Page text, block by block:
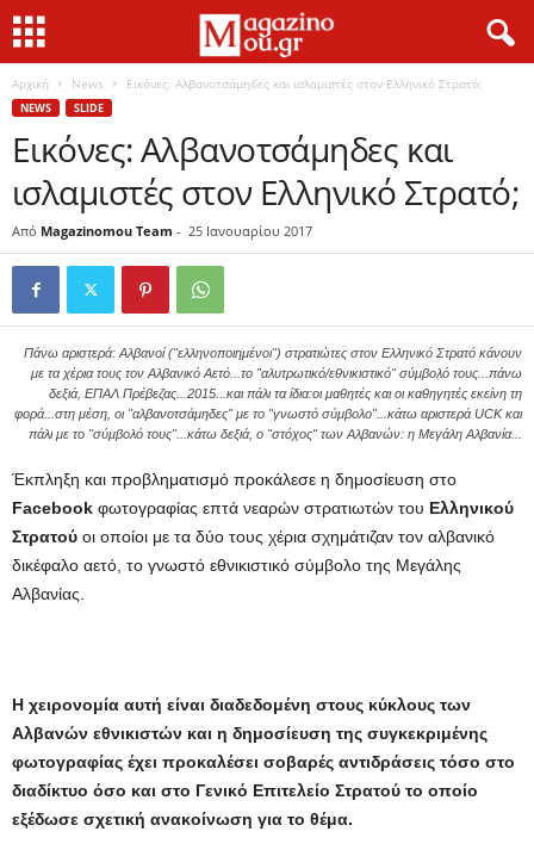
Αρχική News Εικόνες: Αλβανοτσάμηδες και ισλαμιστές στον Ελληνικό Στρατό;
NEWS SLIDE
Εικόνες: Αλβανοτσάμηδες και
ισλαμιστές στον Ελληνικό Στρατό;
Από Magazinomou Team - 25 Ιανουαρίου 2017
Πάνω αριστερά: Αλβανοί ("ελληνοποιημένοι") στρατιώτες στον Ελληνικό Στρατό κάνουν
με τα χέρια τους τον Αλβανικό Αετό...το "αλυτρωτικό/εθνικιστικό" σύμβολό τους...πάνω
δεξιά, ΕΠΑΛ Πρέβεζας...2015...και πάλι τα ίδια:οι μαθητές και οι καθηγητές εκείνη τη
φορά...στη μέση, οι "αλβανοτσάμηδες" με το "γνωστό σύμβολο"...κάτω αριστερά UCK και
πάλι με το "σύμβολό τους"...κάτω δεξιά, ο "στόχος" των Αλβανών: η Μεγάλη Αλβανία...
Έκπληξη και προβληματισμό προκάλεσε η δημοσίευση στο
Facebook φωτογραφίας επτά νεαρών στρατιωτών του Ελληνικού
Στρατού οι οποίοι με τα δύο τους χέρια σχημάτιζαν τον αλβανικό
δικέφαλο αετό, το γνωστό εθνικιστικό σύμβολο της Μεγάλης
Αλβανίας.
Η χειρονομία αυτή είναι διαδεδομένη στους κύκλους των
Αλβανών εθνικιστών και η δημοσίευση της συγκεκριμένης
φωτογραφίας έχει προκαλέσει σοβαρές αντιδράσεις τόσο στο
διαδίκτυο όσο και στο Γενικό Επιτελείο Στρατού το οποίο
εξέδωσε σχετική ανακοίνωση για το θέμα.